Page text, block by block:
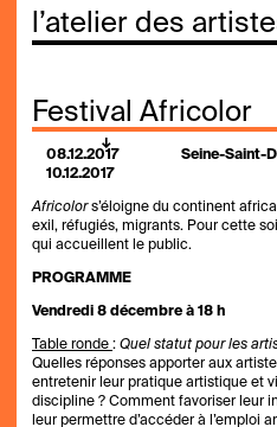
l’atelier des
Festival Africolor
08.12.2017
10.12.2017
Seine-Saint-
Africolors’éloigne du continent
exil, réfugiés, migrants. Pour cette
qui accueillent le public.
PROGRAMME
Vendredi 8 décembre à 18 h
Table ronde : Quel statut pour les
Quelles réponses apporter aux
entretenir leur pratique artistique et
discipline ? Comment favoriser leur
leur permettre d’accéder à l’emploi